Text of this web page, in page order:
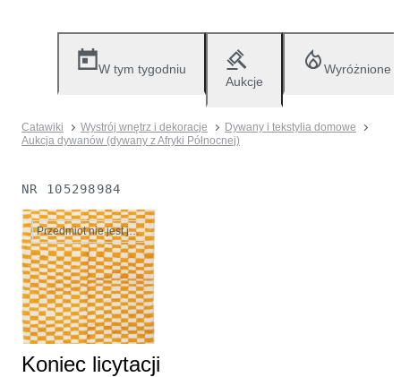
W tym tygodniu
Aukcje
Wyróżnione
Catawiki Wystrój wnętrz i dekoracje
Dywany i tekstylia domowe
Aukcja dywanów (dywany z Afryki Północnej)
NR 105298984
Przedmiot nie jest już dostępny
Koniec licytacji